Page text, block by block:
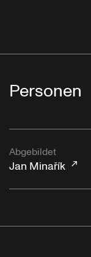
Personen
Abgebildet
Jan Minařík